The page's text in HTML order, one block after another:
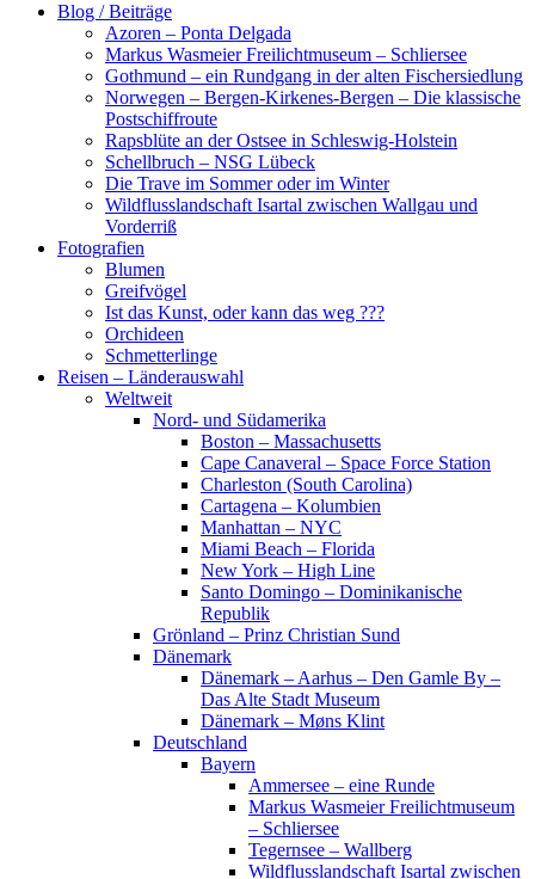
Blog / Beiträge
Azoren – Ponta Delgada
Markus Wasmeier Freilichtmuseum – Schliersee
Gothmund – ein Rundgang in der alten Fischersiedlung
Norwegen – Bergen-Kirkenes-Bergen – Die klassische
Postschiffroute
Rapsblüte an der Ostsee in Schleswig-Holstein
Schellbruch – NSG Lübeck
Die Trave im Sommer oder im Winter
Wildflusslandschaft Isartal zwischen Wallgau und
Vorderriß
Fotografien
Blumen
Greifvögel
Ist das Kunst, oder kann das weg ???
Orchideen
Schmetterlinge
Reisen – Länderauswahl
Weltweit
Nord- und Südamerika
Boston – Massachusetts
Cape Canaveral – Space Force Station
Charleston (South Carolina)
Cartagena – Kolumbien
Manhattan – NYC
Miami Beach – Florida
New York – High Line
Santo Domingo – Dominikanische
Republik
Grönland – Prinz Christian Sund
Dänemark
Dänemark – Aarhus – Den Gamle By –
Das Alte Stadt Museum
Dänemark – Møns Klint
Deutschland
Bayern
Ammersee – eine Runde
Markus Wasmeier Freilichtmuseum
– Schliersee
Tegernsee – Wallberg
Wildflusslandschaft Isartal zwischen